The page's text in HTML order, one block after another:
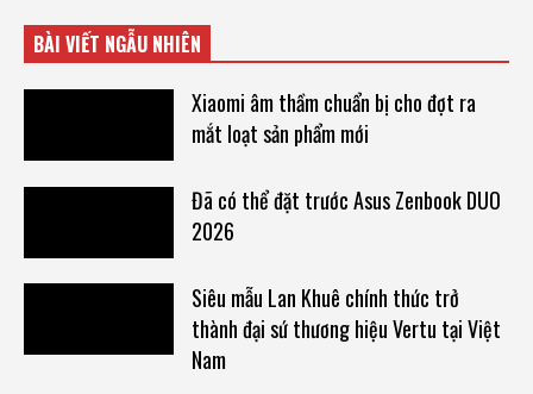
BÀI VIẾT NGẪU NHIÊN
Xiaomi âm thầm chuẩn bị cho đợt ra
mắt loạt sản phẩm mới
Đã có thể đặt trước Asus Zenbook DUO
2026
Siêu mẫu Lan Khuê chính thức trở
thành đại sứ thương hiệu Vertu tại Việt
Nam